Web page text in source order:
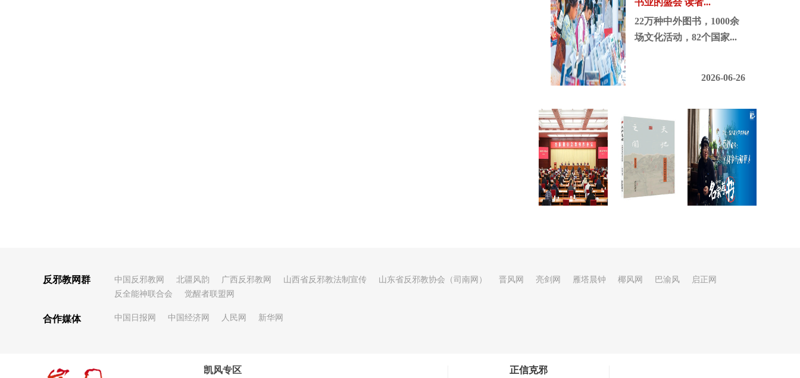
反邪教网群
合作媒体
中国反邪教网 北疆风韵 广西反邪教网 山西省反邪教法制宣传 山东省反邪教协会（司南网） 晋风网 亮剑网 雁塔晨钟 椰风网 巴渝风
启正网
反全能神联合会
觉醒者联盟网
中国日报网 中国经济网 人民网 新华网
凯风专区 正信克邪